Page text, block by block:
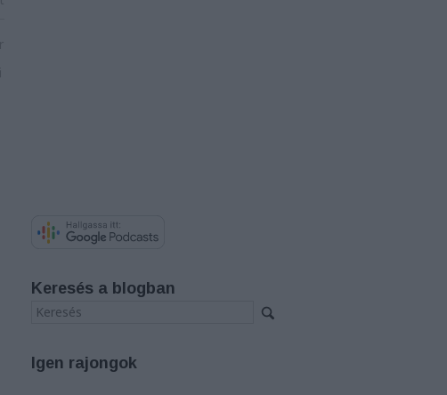
Keresés a blogban
Igen rajongok